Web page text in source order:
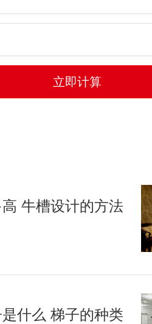
牛槽设计的方法
什么 梯子的种类